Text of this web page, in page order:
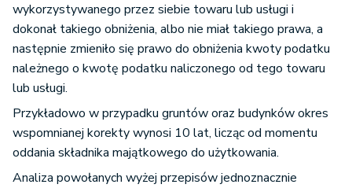
wykorzystywanego przez siebie towaru lub usługi i
dokonał takiego obniżenia, albo nie miał takiego prawa, a
następnie zmieniło się prawo do obniżenia kwoty podatku
należnego o kwotę podatku naliczonego od tego towaru
lub usługi.
Przykładowo w przypadku gruntów oraz budynków okres
wspomnianej korekty wynosi 10 lat, licząc od momentu
oddania składnika majątkowego do użytkowania.
Analiza powołanych wyżej przepisów jednoznacznie